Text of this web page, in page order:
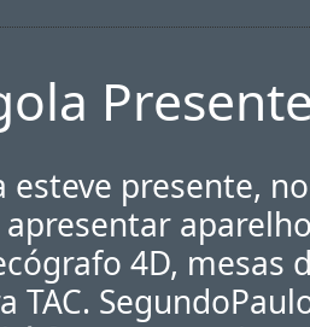
esteve presente,
apresentar
4D, mesas
TAC.